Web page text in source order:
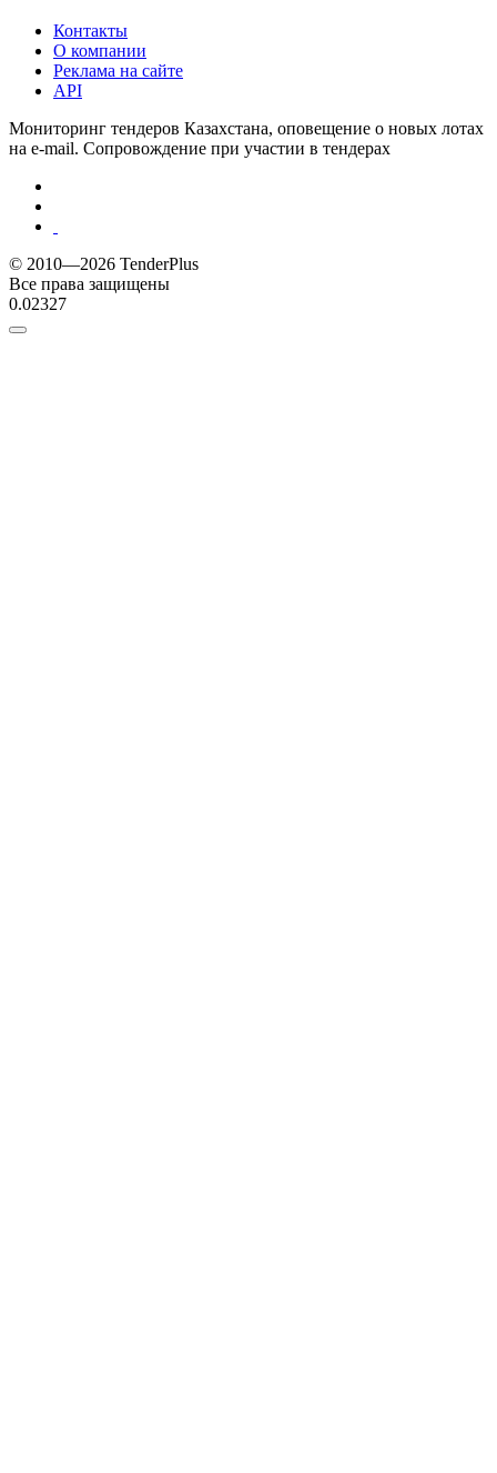
Контакты
О компании
Реклама на сайте
API
Мониторинг тендеров Казахстана, оповещение о новых лотах
на e-mail. Сопровождение при участии в тендерах
© 2010—2026 TenderPlus
Все права защищены
0.02327